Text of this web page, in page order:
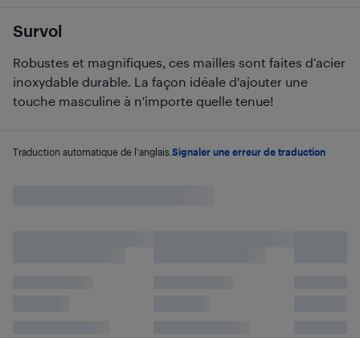
Survol
Robustes et magnifiques, ces mailles sont faites d’acier
inoxydable durable. La façon idéale d'ajouter une
touche masculine à n'importe quelle tenue!
Traduction automatique de l'anglais. Signaler une erreur de traduction